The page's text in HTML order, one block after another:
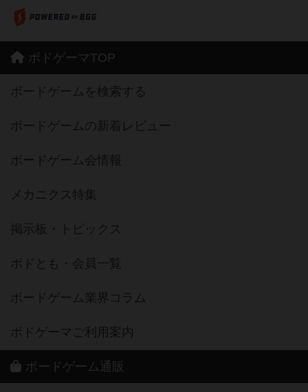
ボドゲーマTOP
ボードゲームを検索する
ボードゲームの新着レビュー
ボードゲーム会情報
メカニクス特集
掲示板・トピックス
ボドとも・会員一覧
ボードゲーム業界コラム
ボドゲーマご利用案内
ボードゲーム通販